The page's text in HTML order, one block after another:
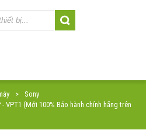
Sony
VPT1 (Mới 100% Bảo hành chính hãng trên